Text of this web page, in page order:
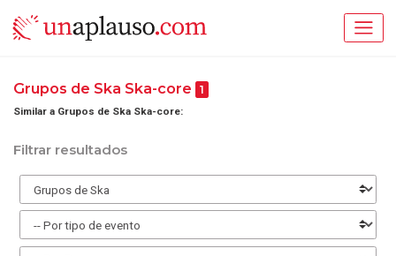
Grupos de Ska Ska-core 1
Similar a Grupos de Ska Ska-core:
Filtrar resultados